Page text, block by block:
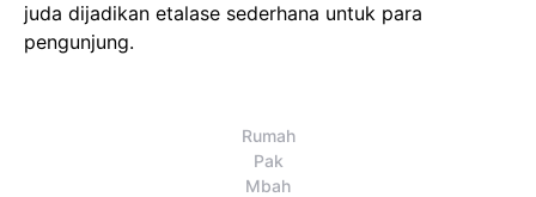
juda dijadikan etalase sederhana untuk para
pengunjung.
Rumah
Pak
Mbah